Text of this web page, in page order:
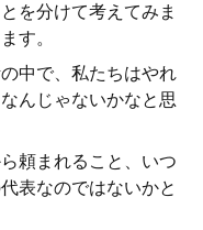
を分けて考えてみま
す。
中で、私たちはやれ
んじゃないかなと思
頼まれること、いつ
表なのではないかと